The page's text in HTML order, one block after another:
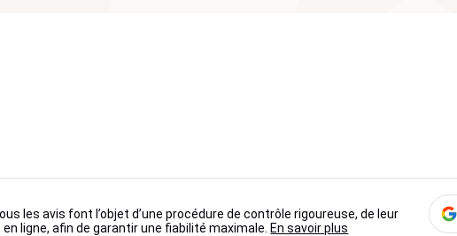
les avis font l’objet d’une procédure de contrôle rigoureuse, de leur
ligne, afin de garantir une fiabilité maximale. En savoir plus